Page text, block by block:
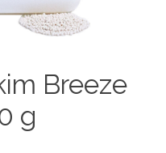
Breeze
g